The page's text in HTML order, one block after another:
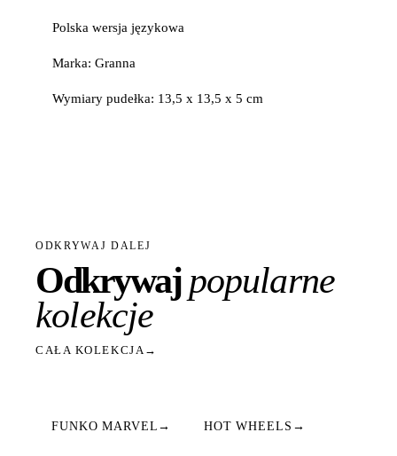
Polska wersja językowa
Marka: Granna
Wymiary pudełka: 13,5 x 13,5 x 5 cm
ODKRYWAJ DALEJ
Odkrywajpopularne
kolekcje
CAŁA KOLEKCJA→
FUNKO MARVEL → HOT WHEELS →